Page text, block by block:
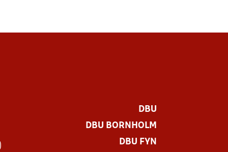
DBU
DBU BORNHOLM
DBU FYN